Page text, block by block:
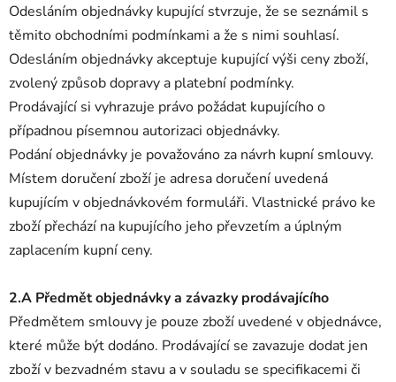
Odesláním objednávky kupující stvrzuje, že se seznámil s
těmito obchodními podmínkami a že s nimi souhlasí.
Odesláním objednávky akceptuje kupující výši ceny zboží,
zvolený způsob dopravy a platební podmínky.
Prodávající si vyhrazuje právo požádat kupujícího o
případnou písemnou autorizaci objednávky.
Podání objednávky je považováno za návrh kupní smlouvy.
Místem doručení zboží je adresa doručení uvedená
kupujícím v objednávkovém formuláři. Vlastnické právo ke
zboží přechází na kupujícího jeho převzetím a úplným
zaplacením kupní ceny.
2.A Předmět objednávky a závazky prodávajícího
Předmětem smlouvy je pouze zboží uvedené v objednávce,
které může být dodáno. Prodávající se zavazuje dodat jen
zboží v bezvadném stavu a v souladu se specifikacemi či